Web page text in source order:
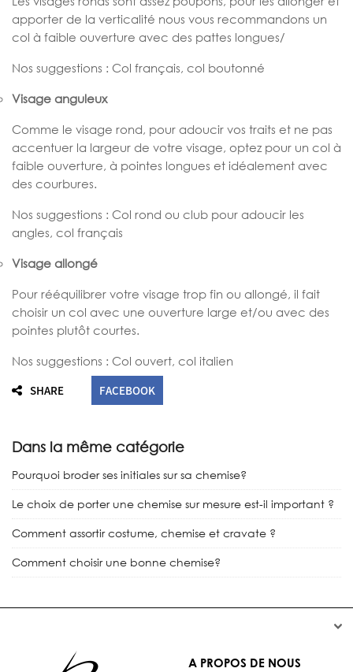
apporter de la verticalité nous vous recommandons un
col à faible ouverture avec des pattes longues/
Nos suggestions : Col français, col boutonné
Visage anguleux
Comme le visage rond, pour adoucir vos traits et ne pas
accentuer la largeur de votre visage, optez pour un col à
faible ouverture, à pointes longues et idéalement avec
des courbures.
Nos suggestions : Col rond ou club pour adoucir les
angles, col français
Visage allongé
Pour rééquilibrer votre visage trop fin ou allongé, il fait
choisir un col avec une ouverture large et/ou avec des
pointes plutôt courtes.
Nos suggestions : Col ouvert, col italien
SHARE FACEBOOK
Dans la même catégorie
Pourquoi broder ses initiales sur sa chemise?
Le choix de porter une chemise sur mesure est-il important ?
Comment assortir costume, chemise et cravate ?
Comment choisir une bonne chemise?


A PROPOS DE NOUS